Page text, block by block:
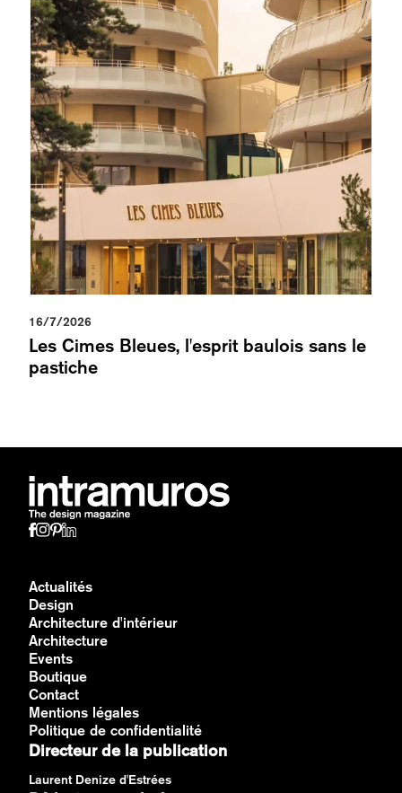
16/7/2026
Les Cimes Bleues, l'esprit baulois sans le
pastiche
Actualités
Design
Architecture d'intérieur
Architecture
Events
Boutique
Contact
Mentions légales
Politique de confidentialité
Directeur de la publication
Laurent Denize d'Estrées